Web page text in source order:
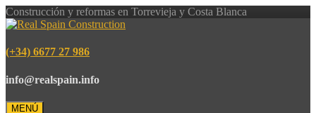
Construcción y reformas en Torrevieja y Costa Blanca
(+34) 6677 27 986
info@realspain.info
MENÚ